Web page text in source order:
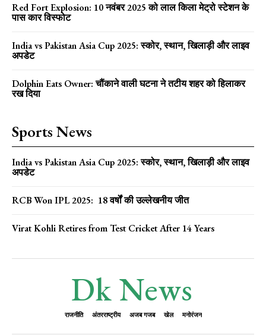
Red Fort Explosion: 10 नवंबर 2025 को लाल किला मेट्रो स्टेशन के
पास कार विस्फोट
India vs Pakistan Asia Cup 2025: स्कोर, स्थान, खिलाड़ी और लाइव
अपडेट
Dolphin Eats Owner: चौंकाने वाली घटना ने तटीय शहर को हिलाकर
रख दिया
Sports News
India vs Pakistan Asia Cup 2025: स्कोर, स्थान, खिलाड़ी और लाइव
अपडेट
RCB Won IPL 2025: 18 वर्षों की उल्लेखनीय जीत
Virat Kohli Retires from Test Cricket After 14 Years
Dk News
राजनीति अंतरराष्ट्रीय अजब गजब खेल मनोरंजन